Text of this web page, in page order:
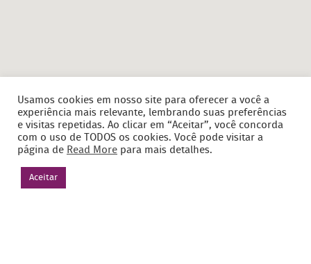
Usamos cookies em nosso site para oferecer a você a
experiência mais relevante, lembrando suas preferências
e visitas repetidas. Ao clicar em “Aceitar”, você concorda
com o uso de TODOS os cookies. Você pode visitar a
página de Read More para mais detalhes.
Aceitar